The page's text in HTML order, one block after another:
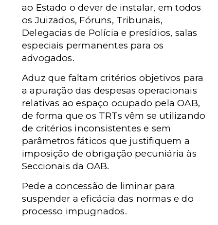
ao Estado o dever de instalar, em todos
os Juizados, Fóruns, Tribunais,
Delegacias de Polícia e presídios, salas
especiais permanentes para os
advogados.
Aduz que faltam critérios objetivos para
a apuração das despesas operacionais
relativas ao espaço ocupado pela OAB,
de forma que os TRTs vêm se utilizando
de critérios inconsistentes e sem
parâmetros fáticos que justifiquem a
imposição de obrigação pecuniária às
Seccionais da OAB.
Pede a concessão de liminar para
suspender a eficácia das normas e do
processo impugnados.